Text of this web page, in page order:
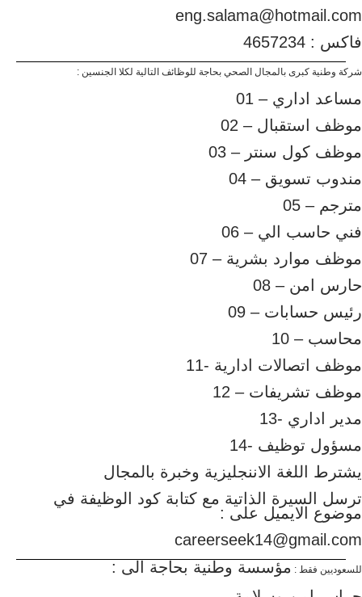
eng.salama@hotmail.com
فاكس : 4657234
شركة وطنية كبرى بالمجال الصحي بحاجة للوظائف التالية لكلا الجنسين :
مساعد اداري – 01
موظف استقبال – 02
موظف كول سنتر – 03
مندوب تسويق – 04
مترجم – 05
فني حاسب الي – 06
موظف موارد بشرية – 07
حارس امن – 08
رئيس حسابات – 09
محاسب – 10
موظف اتصالات ادارية -11
موظف تشريفات – 12
مدير اداري -13
مسؤول توظيف -14
يشترط اللغة الاننجليزية وخبرة بالمجال
ترسل السيرة الذاتية مع كتابة كود الوظيفة في
موضوع الايميل على :
careerseek14@gmail.com
للسعوديين فقط : مؤسسة وطنية بحاجة الى :